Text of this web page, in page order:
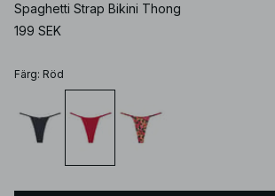
Spaghetti Strap Bikini Thong
199 SEK
Färg: Röd